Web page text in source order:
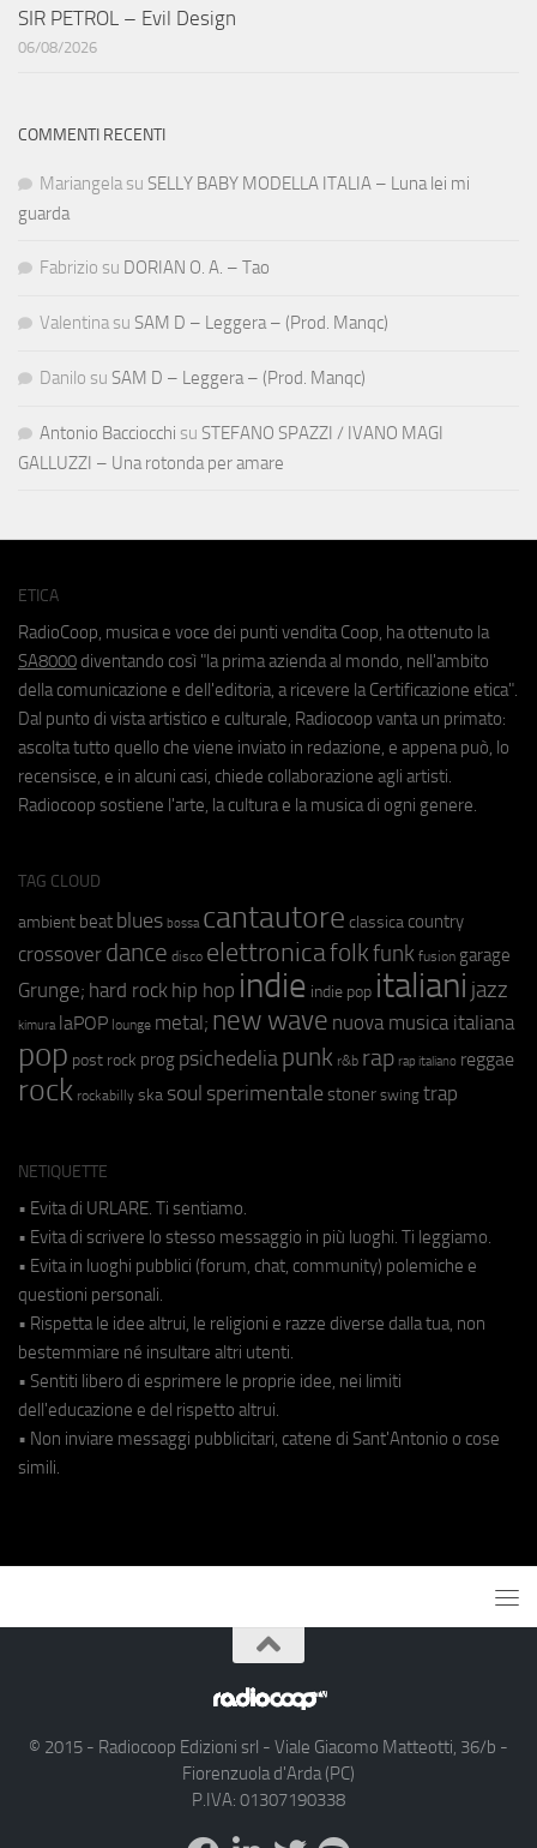
SIR PETROL – Evil Design
06/08/2026
COMMENTI RECENTI
Mariangela su SELLY BABY MODELLA ITALIA – Luna lei mi
guarda
Fabrizio su DORIAN O. A. – Tao
Valentina su SAM D – Leggera – (Prod. Manqc)
Danilo su SAM D – Leggera – (Prod. Manqc)
Antonio Bacciocchi su STEFANO SPAZZI / IVANO MAGI
GALLUZZI – Una rotonda per amare
ETICA
RadioCoop, musica e voce dei punti vendita Coop, ha ottenuto la
SA8000 diventando così "la prima azienda al mondo, nell'ambito
della comunicazione e dell'editoria, a ricevere la Certificazione etica".
Dal punto di vista artistico e culturale, Radiocoop vanta un primato:
ascolta tutto quello che viene inviato in redazione, e appena può, lo
recensisce, e in alcuni casi, chiede collaborazione agli artisti.
Radiocoop sostiene l'arte, la cultura e la musica di ogni genere.
TAG CLOUD
ambient beat blues bossa cantautore classica country
crossover dance disco elettronicafolkfunk fusion garage
Grunge; hard rock hip hop indie indie pop italiani jazz
kimura laPOP lounge metal; new wave nuova musica italiana
pop post rock prog psichedeliapunk r&b rap rap italiano reggae
rock rockabilly ska soul sperimentale stoner swing trap
NETIQUETTE
• Evita di URLARE. Ti sentiamo.
• Evita di scrivere lo stesso messaggio in più luoghi. Ti leggiamo.
• Evita in luoghi pubblici (forum, chat, community) polemiche e
questioni personali.
• Rispetta le idee altrui, le religioni e razze diverse dalla tua, non
bestemmiare né insultare altri utenti.
• Sentiti libero di esprimere le proprie idee, nei limiti
dell'educazione e del rispetto altrui.
• Non inviare messaggi pubblicitari, catene di Sant'Antonio o cose
simili.
© 2015 - Radiocoop Edizioni srl - Viale Giacomo Matteotti, 36/b -
Fiorenzuola d'Arda (PC)
P.IVA: 01307190338